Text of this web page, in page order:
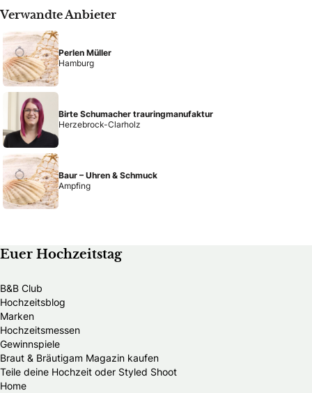
Verwandte Anbieter
Perlen Müller
Hamburg
Birte Schumacher trauringmanufaktur
Herzebrock-Clarholz
Baur – Uhren & Schmuck
Ampfing
Euer Hochzeitstag
B&B Club
Hochzeitsblog
Marken
Hochzeitsmessen
Gewinnspiele
Braut & Bräutigam Magazin kaufen
Teile deine Hochzeit oder Styled Shoot
Home